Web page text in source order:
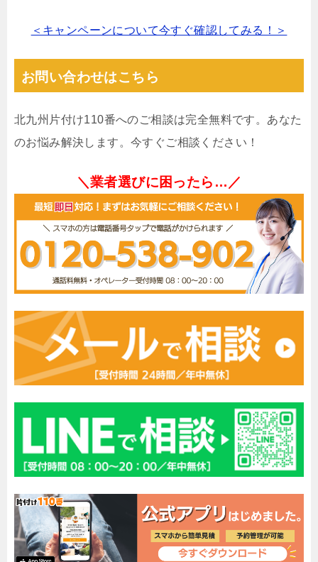
＜キャンペーンについて今すぐ確認してみる！＞
お問い合わせはこちら
北九州片付け110番へのご相談は完全無料です。あなた
のお悩み解決します。今すぐご相談ください！
＼業者選びに困ったら…／